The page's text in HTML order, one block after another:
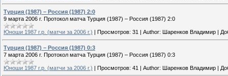
Турция (1987) – Россия (1987) 2:0
9 марта 2006 г. Протокол матча Турция (1987) – Россия (1987) 2:0
Юноши 1987 г.р. (матчи за 2006 г.) Просмотров: 31 Author: Шаренков Владимир
Турция (1987) – Россия (1987) 0:3
7 марта 2006 г. Протокол матча Турция (1987) – Россия (1987) 0:3
Юноши 1987 г.р. (матчи за 2006 г.) | Просмотров: 41 | Author: Шаренков Владимир |